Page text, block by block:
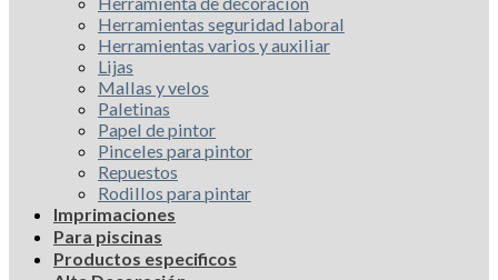
Herramientas seguridad laboral
Herramientas varios y auxiliar
Lijas
Mallas y velos
Paletinas
Papel de pintor
Pinceles para pintor
Repuestos
Rodillos para pintar
Imprimaciones
Para piscinas
Productos especificos